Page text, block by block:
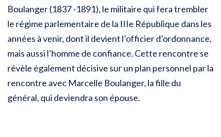
Boulanger (1837 -1891), le militaire qui fera trembler
le régime parlementaire de la IIIe République dans les
années à venir, dont il devient l’officier d’ordonnance,
mais aussi l’homme de confiance. Cette rencontre se
révèle également décisive sur un plan personnel par la
rencontre avec Marcelle Boulanger, la fille du
général, qui deviendra son épouse.